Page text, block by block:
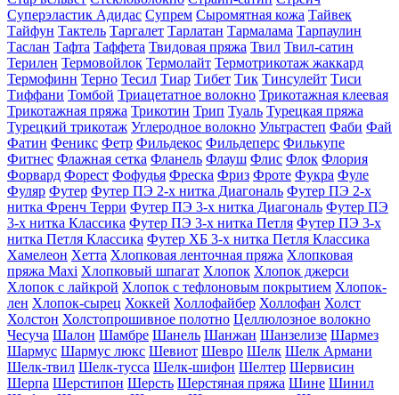
Суперэластик Адидас Супрем Сыромятная кожа Тайвек
Тайфун Тактель Таргалет Тарлатан Тармалама Тарпаулин
Таслан Тафта Таффета Твидовая пряжа Твил Твил-сатин
Терилен Термовойлок Термолайт Термотрикотаж жаккард
Термофинн Терно Тесил Тиар Тибет Тик Тинсулейт Тиси
Тиффани Томбой Триацетатное волокно Трикотажная клеевая
Трикотажная пряжа Трикотин Трип Туаль Турецкая пряжа
Турецкий трикотаж Углеродное волокно Ультрастеп Фаби Фай
Фатин Феникс Фетр Фильдекос Фильдеперс Филькупе
Фитнес Флажная сетка Фланель Флауш Флис Флок Флория
Форвард Форест Фофудья Фреска Фриз Фроте Фукра Фуле
Фуляр Футер Футер ПЭ 2-х нитка Диагональ Футер ПЭ 2-х
нитка Френч Терри Футер ПЭ 3-х нитка Диагональ Футер ПЭ
3-х нитка Классика Футер ПЭ 3-х нитка Петля Футер ПЭ 3-х
нитка Петля Классика Футер ХБ 3-х нитка Петля Классика
Хамелеон Хетта Хлопковая ленточная пряжа Хлопковая
пряжа Maxi Хлопковый шпагат Хлопок Хлопок джерси
Хлопок с лайкрой Хлопок с тефлоновым покрытием Хлопок-
лен Хлопок-сырец Хоккей Холлофайбер Холлофан Холст
Холстон Холстопрошивное полотно Целлюлозное волокно
Чесуча Шалон Шамбре Шанель Шанжан Шанзелизе Шармез
Шармус Шармус люкс Шевиот Шевро Шелк Шелк Армани
Шелк-твил Шелк-тусса Шелк-шифон Шелтер Шервисин
Шерпа Шерстипон Шерсть Шерстяная пряжа Шине Шинил